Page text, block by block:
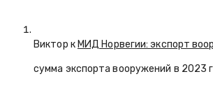
Виктор кМИД Норвегии: экспорт
сумма экспорта вооружений в 2023